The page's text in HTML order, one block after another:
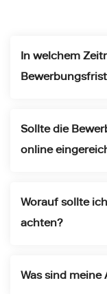
In welchem
Sollte die
online
Worauf sollte
achten?
Was sind meine